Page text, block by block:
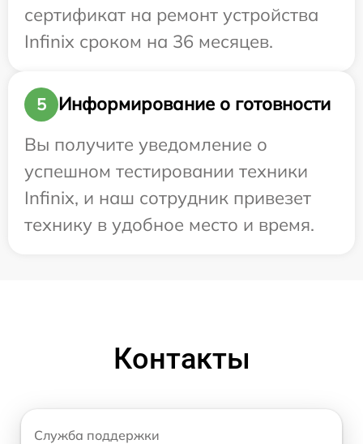
сертификат на ремонт устройства
Infinix сроком на 36 месяцев.
5
Информирование о готовности
Вы получите уведомление о
успешном тестировании техники
Infinix, и наш сотрудник привезет
технику в удобное место и время.
Контакты
Служба поддержки